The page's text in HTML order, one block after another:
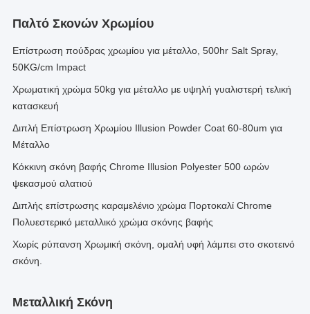
Παλτό Σκονών Χρωμίου
Επίστρωση πούδρας χρωμίου για μέταλλο, 500hr Salt Spray,
50KG/cm Impact
Χρωματική χρώμα 50kg για μέταλλο με υψηλή γυαλιστερή τελική
κατασκευή
Διπλή Επίστρωση Χρωμίου Illusion Powder Coat 60-80um για
Μέταλλο
Κόκκινη σκόνη βαφής Chrome Illusion Polyester 500 ωρών
ψεκασμού αλατιού
Διπλής επίστρωσης καραμελένιο χρώμα Πορτοκαλί Chrome
Πολυεστερικό μεταλλικό χρώμα σκόνης βαφής
Χωρίς ρύπανση Χρωμική σκόνη, ομαλή υφή λάμπει στο σκοτεινό
σκόνη.
Μεταλλική Σκόνη